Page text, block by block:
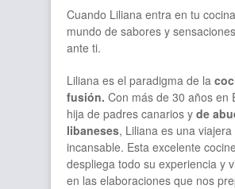
Cuando Liliana entra en tu
mundo de sabores y
ante ti.
Liliana es el paradigma de la
fusión. Con más de 30 años en
hija de padres canarios y de
libaneses, Liliana es una viajera
incansable. Esta excelente
despliega todo su experiencia y
en las elaboraciones que nos